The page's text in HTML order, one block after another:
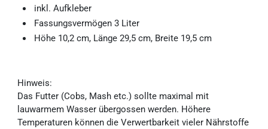
inkl. Aufkleber
Fassungsvermögen 3 Liter
Höhe 10,2 cm, Länge 29,5 cm, Breite 19,5 cm
Hinweis:
Das Futter (Cobs, Mash etc.) sollte maximal mit
lauwarmem Wasser übergossen werden. Höhere
Temperaturen können die Verwertbarkeit vieler Nährstoffe